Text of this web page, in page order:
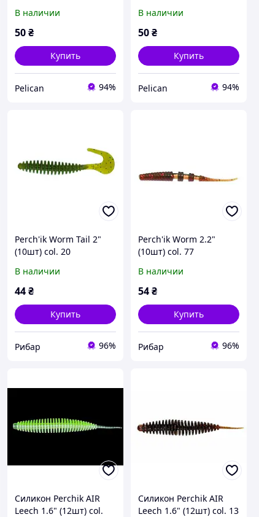
В наличии
50 ₴
Купить
Pelican 94%
В наличии
50₴
Купить
Pelican 94%
Perch'ik Worm Tail 2"
(10шт) col. 20
В наличии
44 ₴
Купить
Рибар 96%
Perch'ik Worm 2.2"
(10шт) col. 77
В наличии
54₴
Купить
Рибар 96%
Силикон Perchik AIR
Leech 1.6" (12шт) col.
Силикон Perchik AIR
Leech 1.6" (12шт) col. 13